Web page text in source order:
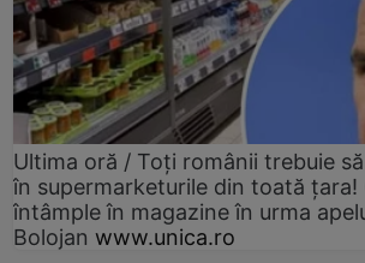
Ultima oră / Toți românii trebuie
în supermarketurile din toată țara!
întâmple în magazine în urma
Bolojan www.unica.ro